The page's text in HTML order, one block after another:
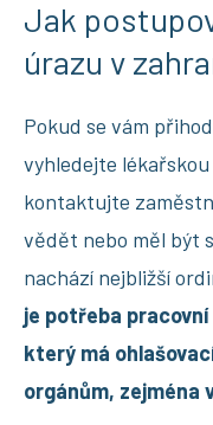
Jak
úrazu v
Pokud se vám
vyhledejte
kontaktujte
vědět nebo měl být
nachází nejbližší
je potřeba
který má
orgánům, zejména